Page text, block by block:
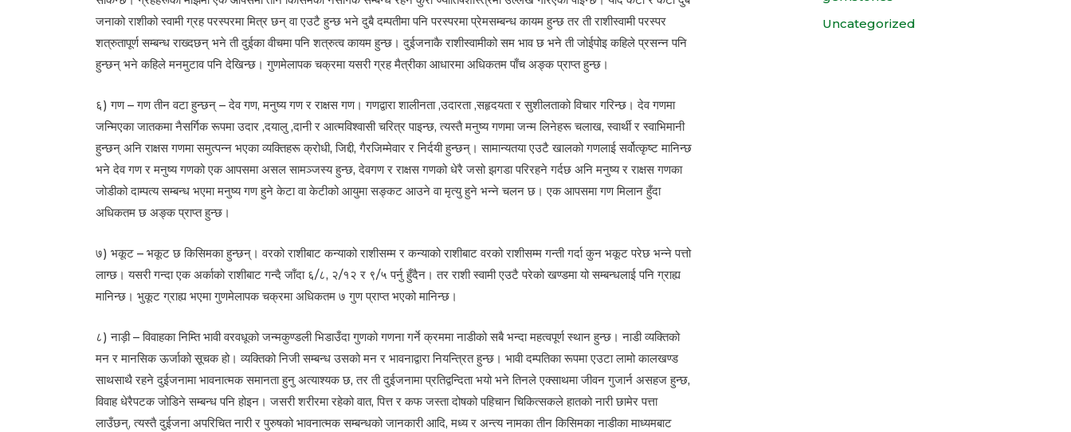
जनाको राशीको स्वामी ग्रह परस्परमा मित्र छन् वा एउटै हुन्छ भने दुबै दम्पतीमा पनि परस्परमा प्रेमसम्बन्ध कायम हुन्छ तर ती राशीस्वामी परस्पर
शत्रुतापूर्ण सम्बन्ध राख्दछन् भने ती दुईका वीचमा पनि शत्रुत्व कायम हुन्छ। दुईजनाकै राशीस्वामीको सम भाव छ भने ती जोईपोइ कहिले प्रसन्न पनि
हुन्छन् भने कहिले मनमुटाव पनि देखिन्छ। गुणमेलापक चक्रमा यसरी ग्रह मैत्रीका आधारमा अधिकतम पाँच अङ्क प्राप्त हुन्छ।
६) गण – गण तीन वटा हुन्छन् – देव गण, मनुष्य गण र राक्षस गण। गणद्वारा शालीनता ,उदारता ,सहृदयता र सुशीलताको विचार गरिन्छ। देव गणमा
जन्मिएका जातकमा नैसर्गिक रूपमा उदार ,दयालु ,दानी र आत्मविश्वासी चरित्र पाइन्छ, त्यस्तै मनुष्य गणमा जन्म लिनेहरू चलाख, स्वार्थी र स्वाभिमानी
हुन्छन् अनि राक्षस गणमा समुत्पन्न भएका व्यक्तिहरू क्रोधी, जिद्दी, गैरजिम्मेवार र निर्दयी हुन्छन्। सामान्यतया एउटै खालको गणलाई सर्वोत्कृष्ट मानिन्छ
भने देव गण र मनुष्य गणको एक आपसमा असल सामञ्जस्य हुन्छ, देवगण र राक्षस गणको धेरै जसो झगडा परिरहने गर्दछ अनि मनुष्य र राक्षस गणका
जोडीको दाम्पत्य सम्बन्ध भएमा मनुष्य गण हुने केटा वा केटीको आयुमा सङ्कट आउने वा मृत्यु हुने भन्ने चलन छ। एक आपसमा गण मिलान हुँदा
अधिकतम छ अङ्क प्राप्त हुन्छ।
७) भकूट – भकूट छ किसिमका हुन्छन्। वरको राशीबाट कन्याको राशीसम्म र कन्याको राशीबाट वरको राशीसम्म गन्ती गर्दा कुन भकूट परेछ भन्ने पत्तो
लाग्छ। यसरी गन्दा एक अर्काको राशीबाट गन्दै जाँदा ६/८, २/१२ र ९/५ पर्नु हुँदैन। तर राशी स्वामी एउटै परेको खण्डमा यो सम्बन्धलाई पनि ग्राह्य
मानिन्छ। भुकूट ग्राह्य भएमा गुणमेलापक चक्रमा अधिकतम ७ गुण प्राप्त भएको मानिन्छ।
८) नाड़ी – विवाहका निम्ति भावी वरवधूको जन्मकुण्डली भिडाउँदा गुणको गणना गर्ने क्रममा नाडीको सबै भन्दा महत्वपूर्ण स्थान हुन्छ। नाडी व्यक्तिको
मन र मानसिक ऊर्जाको सूचक हो। व्यक्तिको निजी सम्बन्ध उसको मन र भावनाद्वारा नियन्त्रित हुन्छ। भावी दम्पतिका रूपमा एउटा लामो कालखण्ड
साथसाथै रहने दुईजनामा भावनात्मक समानता हुनु अत्याश्यक छ, तर ती दुईजनामा प्रतिद्वन्दिता भयो भने तिनले एक्साथमा जीवन गुजार्न असहज हुन्छ,
विवाह धेरैपटक जोडिने सम्बन्ध पनि होइन। जसरी शरीरमा रहेको वात, पित्त र कफ जस्ता दोषको पहिचान चिकित्सकले हातको नारी छामेर पत्ता
लाउँछन्, त्यस्तै दुईजना अपरिचित नारी र पुरुषको भावनात्मक सम्बन्धको जानकारी आदि, मध्य र अन्त्य नामका तीन किसिमका नाडीका माध्यमबाट
Uncategorized